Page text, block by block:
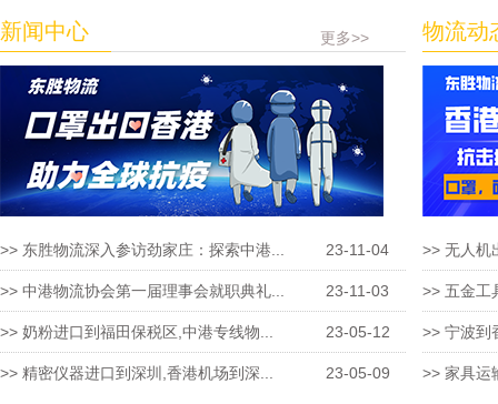
新闻中心 更多>>
>> 东胜物流深入参访劲家庄：探索中港... 23-11-04
>> 中港物流协会第一届理事会就职典礼... 23-11-03
>> 奶粉进口到福田保税区,中港专线物... 23-05-12
>> 精密仪器进口到深圳,香港机场到深... 23-05-09
物流动
>> 无人机
>> 五金工
>> 宁波到
>> 家具运